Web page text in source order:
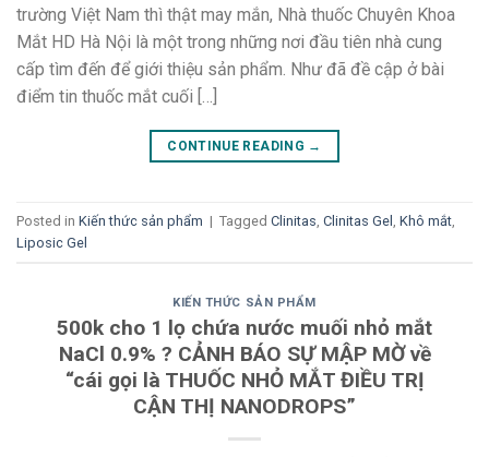
trường Việt Nam thì thật may mắn, Nhà thuốc Chuyên Khoa
Mắt HD Hà Nội là một trong những nơi đầu tiên nhà cung
cấp tìm đến để giới thiệu sản phẩm. Như đã đề cập ở bài
điểm tin thuốc mắt cuối […]
CONTINUE READING →
Posted in Kiến thức sản phẩm | Tagged Clinitas Clinitas Gel Khô mắt
Liposic Gel
KIẾN THỨC SẢN PHẨM
500k cho 1 lọ chứa nước muối nhỏ mắt
NaCl 0.9% ? CẢNH BÁO SỰ MẬP MỜ về
“cái gọi là THUỐC NHỎ MẮT ĐIỀU TRỊ
CẬN THỊ NANODROPS”